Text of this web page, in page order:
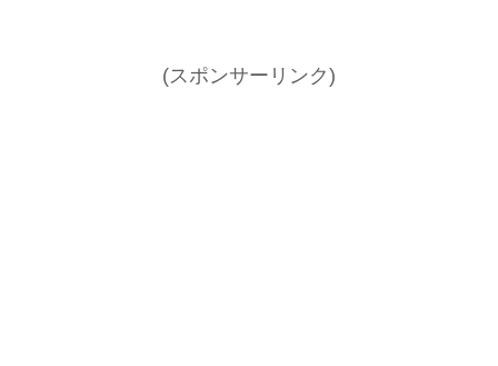
(スポンサーリンク)